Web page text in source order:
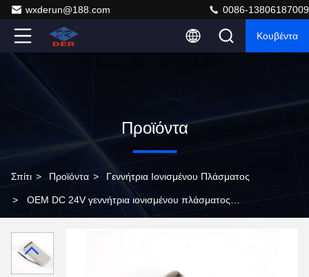
wxderun@188.com 0086-13806187009
Κουβέντα
Προϊόντα
Σπίτι > Προϊόντα > Γεννήτρια Ιονισμένου Πλάσματος
> OEM DC 24V γεννήτρια ιονισμένου πλάσματος